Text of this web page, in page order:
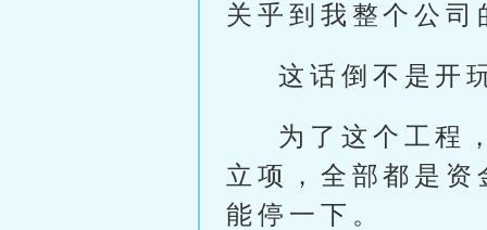
关乎到我整个公
这话倒不是开
为了这个工程
立项，全部都是
能停一下。